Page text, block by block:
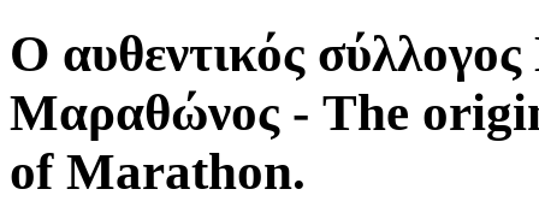
Ο αυθεντικός
Μαραθώνος - The
of Marathon.